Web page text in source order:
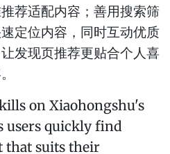
荐适配内容；善用搜索筛
定位内容，同时互动优质
发现页推荐更贴合个人喜
on Xiaohongshu's
users quickly find
that suits their